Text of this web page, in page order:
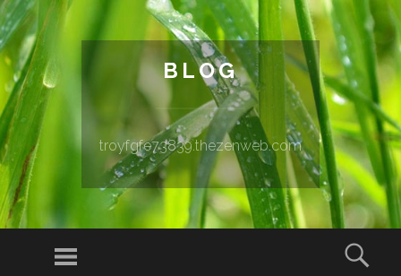
BLOG
troyfgfe73839.thezenweb.com
Menu